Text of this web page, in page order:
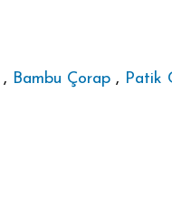
, Bambu Çorap , Patik